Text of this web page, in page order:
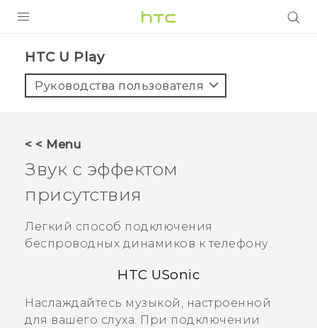
5G
VIVERSE
ПОДДЕРЖКА
HTC U Play‎
Руководства пользователя
< < Menu
Звук с эффектом
присутствия
Легкий способ подключения
беспроводных динамиков к телефону.
HTC USonic
Наслаждайтесь музыкой, настроенной
для вашего слуха. При подключении